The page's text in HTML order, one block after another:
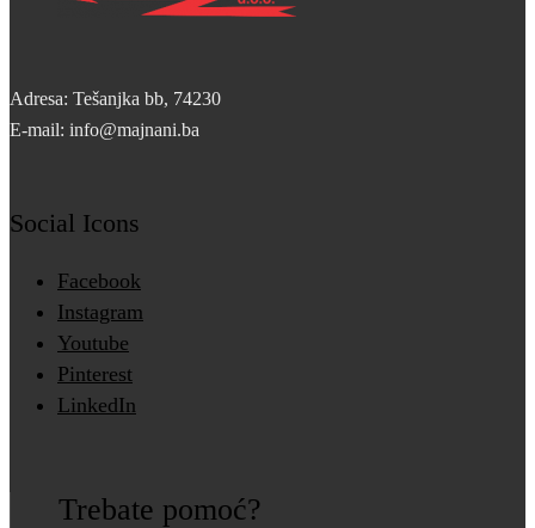
Adresa: Tešanjka bb, 74230
E-mail: info@majnani.ba
Social Icons
Facebook
Instagram
Youtube
Pinterest
LinkedIn
Trebate pomoć?